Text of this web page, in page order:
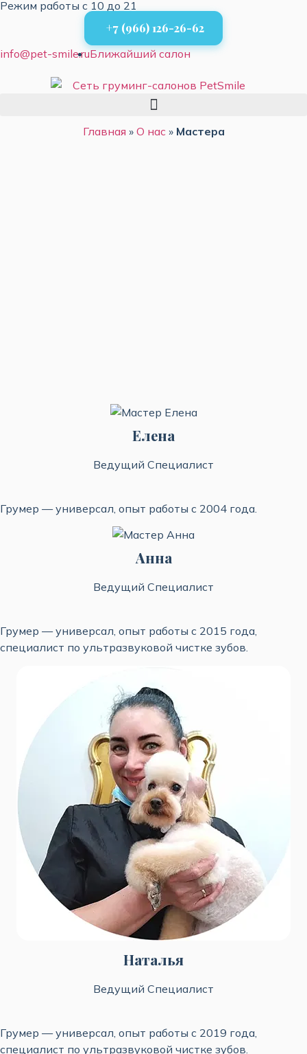
Режим работы с 10 до 21
+7 (966) 126-26-62
info@pet-smile.ruБлижайший салон
Главная » О нас » Мастера
Елена
Ведущий Специалист
Грумер — универсал, опыт работы с 2004 года.
Анна
Ведущий Специалист
Грумер — универсал, опыт работы с 2015 года,
специалист по ультразвуковой чистке зубов.
Наталья
Ведущий Специалист
Грумер — универсал, опыт работы с 2019 года,
специалист по ультразвуковой чистке зубов.